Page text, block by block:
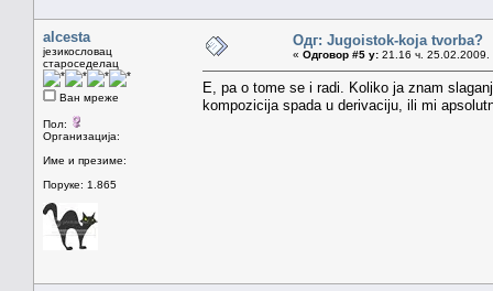
alcesta
језикословац
староседелац
Ван мреже
Пол:
Организација:
Име и презиме:
Поруке: 1.865
Одг: Jugoistok-koja tvorba?
« Одговор #5 у: 21.16 ч. 25.02.2009.
E, pa o tome se i radi. Koliko ja znam
kompozicija spada u derivaciju, ili mi